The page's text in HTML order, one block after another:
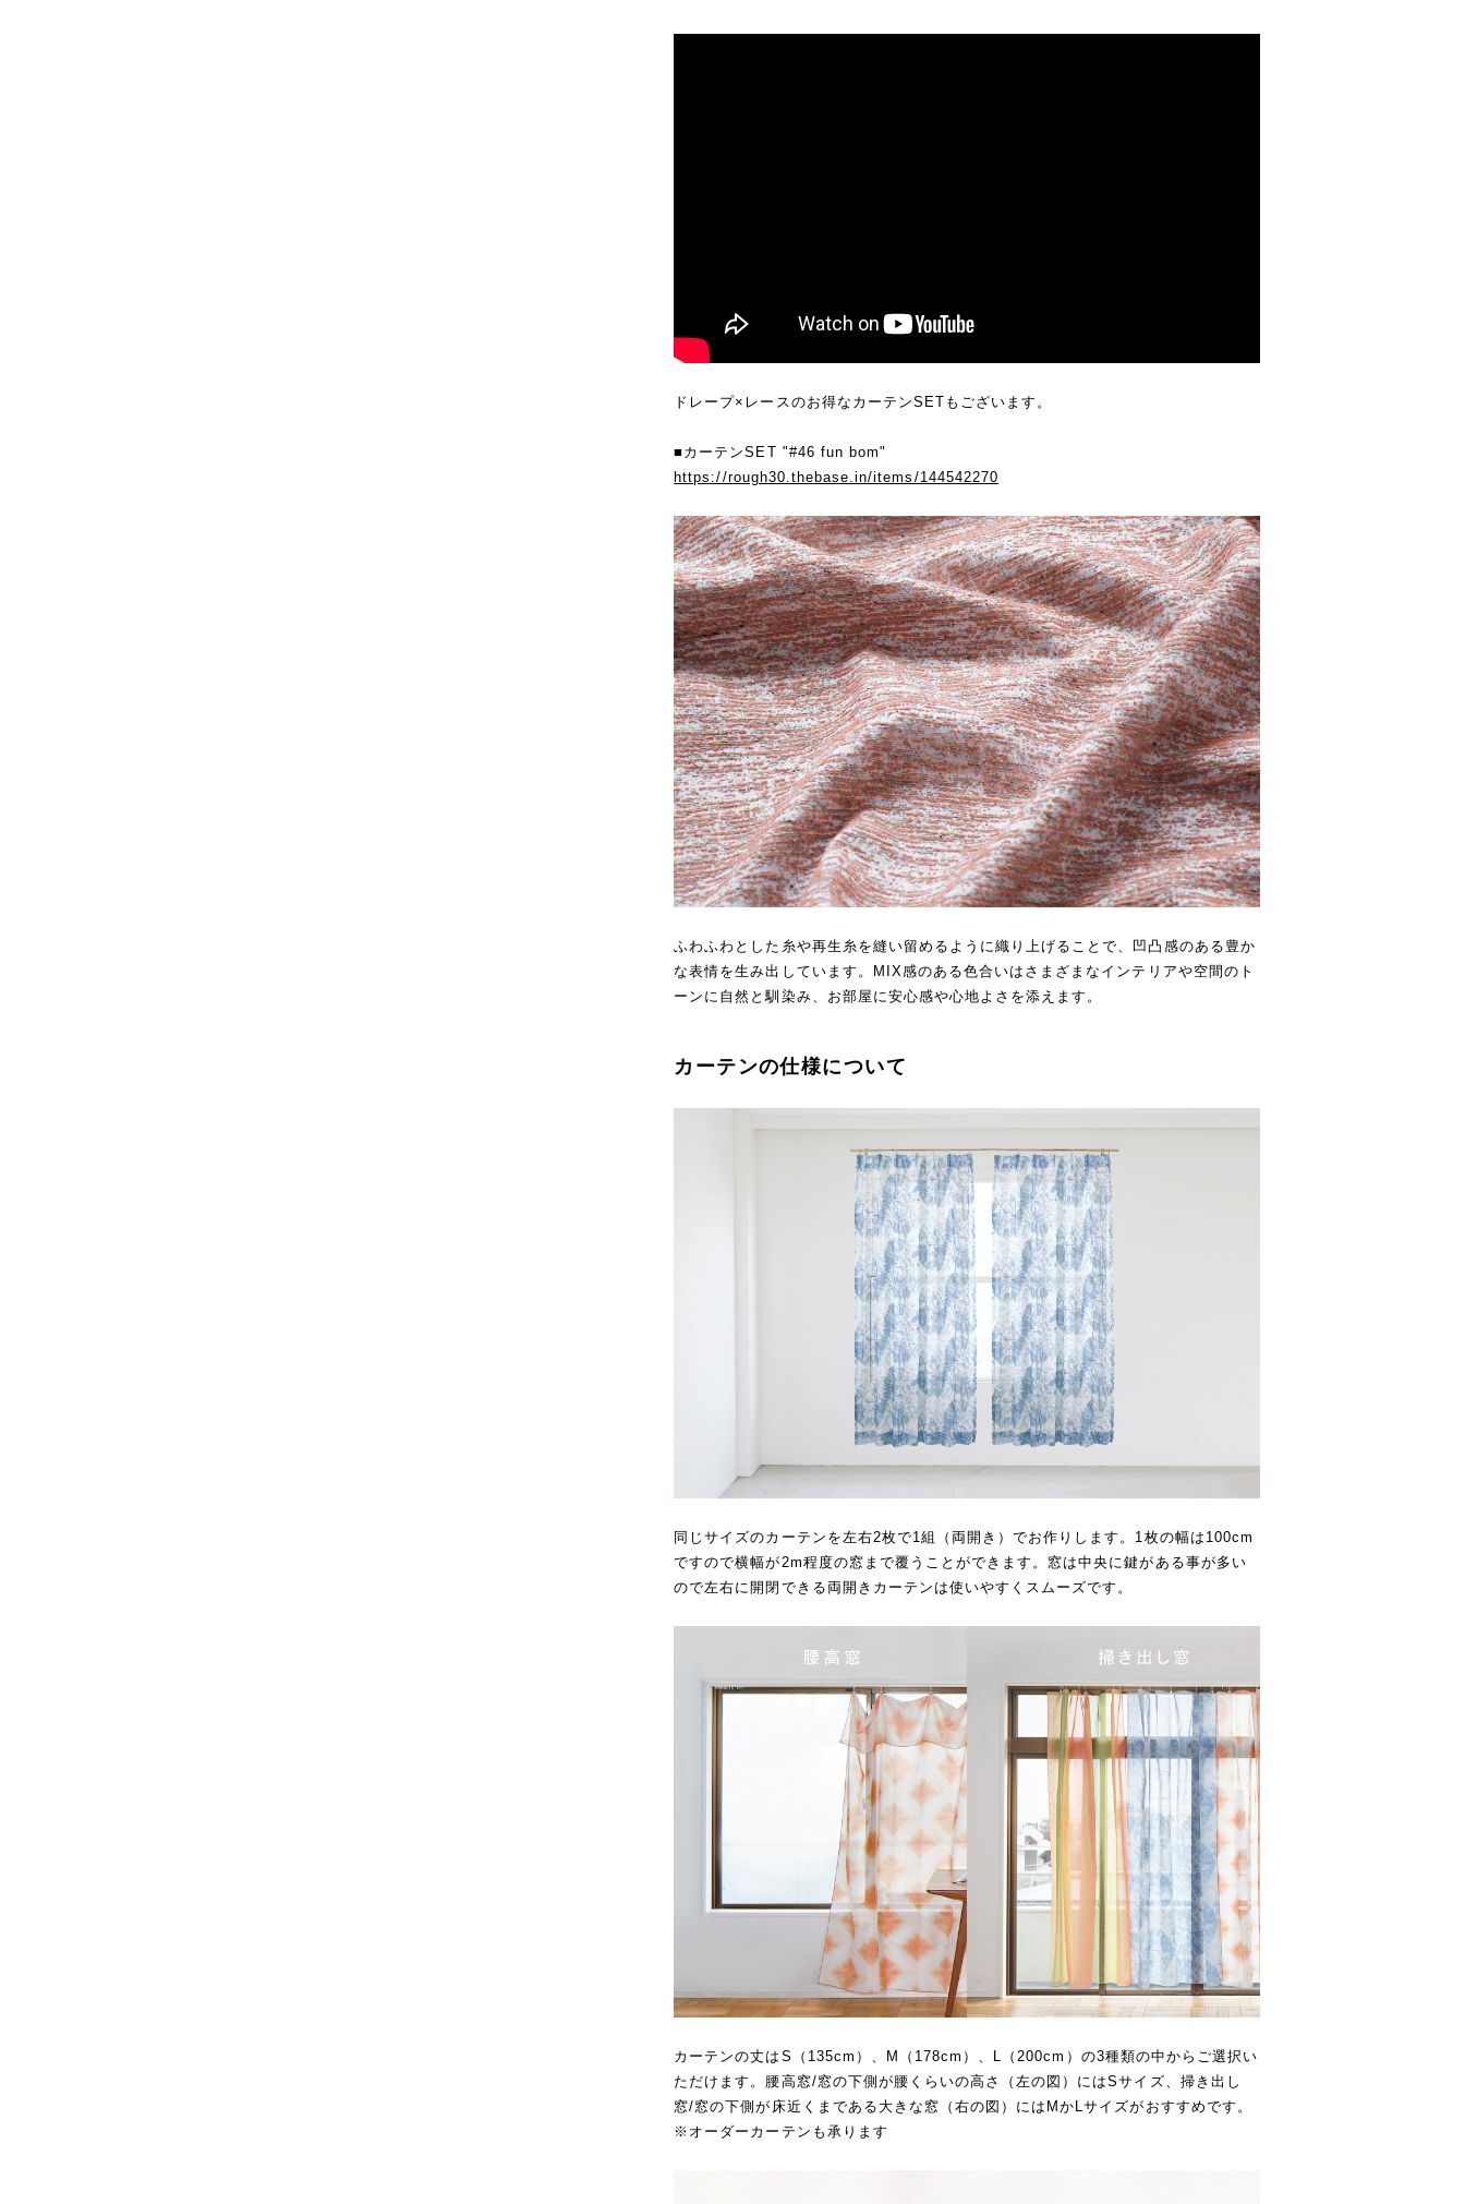
ドレープ×レースのお得なカーテンSETもございます。
■カーテンSET "#46 fun bom"
https://rough30.thebase.in/items/144542270
ふわふわとした糸や再生糸を縫い留めるように織り上げることで、凹凸感のある豊か
な表情を生み出しています。MIX感のある色合いはさまざまなインテリアや空間のト
ーンに自然と馴染み、お部屋に安心感や心地よさを添えます。
カーテンの仕様について
同じサイズのカーテンを左右2枚で1組（両開き）でお作りします。1枚の幅は100cm
ですので横幅が2m程度の窓まで覆うことができます。窓は中央に鍵がある事が多い
ので左右に開閉できる両開きカーテンは使いやすくスムーズです。
カーテンの丈はS（135cm）、M（178cm）、L（200cm）の3種類の中からご選択い
ただけます。腰高窓/窓の下側が腰くらいの高さ（左の図）にはSサイズ、掃き出し
窓/窓の下側が床近くまである大きな窓（右の図）にはMかLサイズがおすすめです。
※オーダーカーテンも承ります